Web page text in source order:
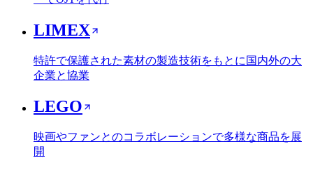
LIMEX
特許で保護された素材の製造技術をもとに国内外の大
企業と協業
LEGO
映画やファンとのコラボレーションで多様な商品を展
開